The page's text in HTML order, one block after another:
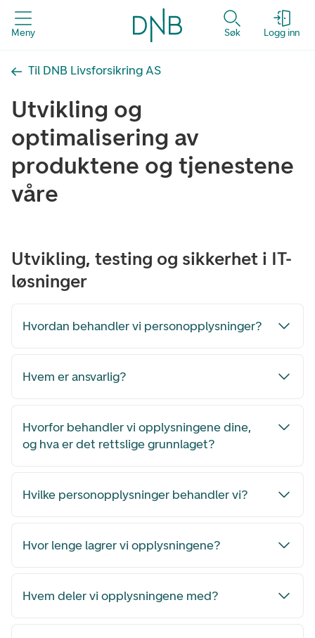
Meny Søk Logg inn
Til DNB Livsforsikring AS
Utvikling og
optimalisering av
produktene og tjenestene
våre
Utvikling, testing og sikkerhet i IT-
løsninger
Hvordan behandler vi personopplysninger?
Hvem er ansvarlig?
Hvorfor behandler vi opplysningene dine,
og hva er det rettslige grunnlaget?
Hvilke personopplysninger behandler vi?
Hvor lenge lagrer vi opplysningene?
Hvem deler vi opplysningene med?